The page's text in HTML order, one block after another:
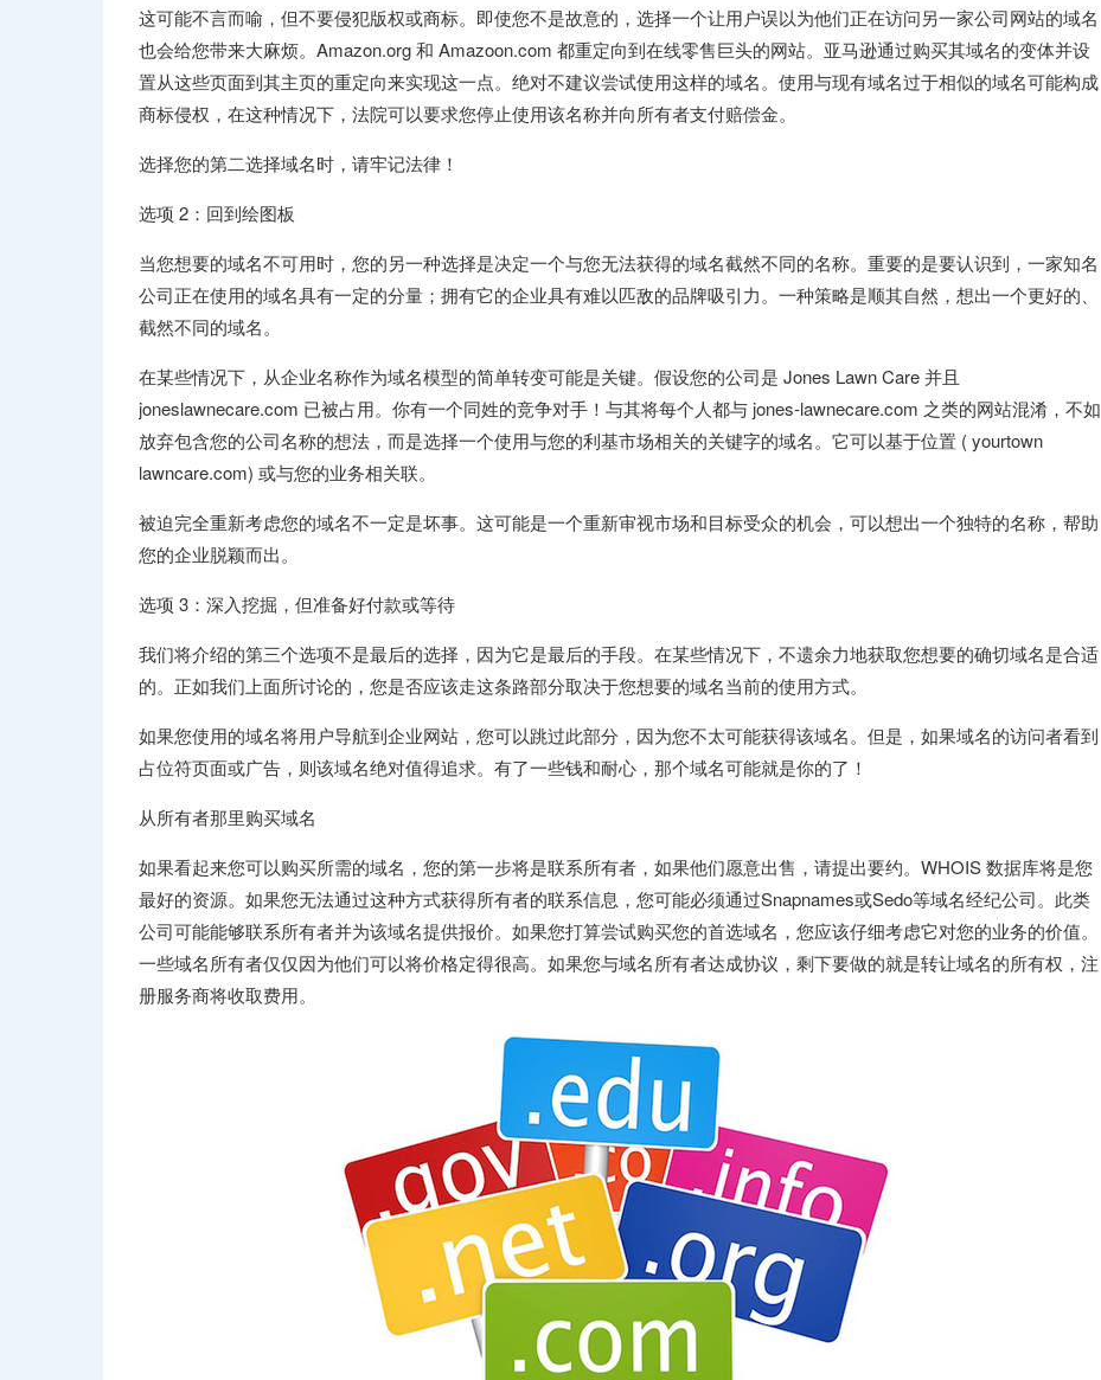
这可能不言而喻，但不要侵犯版权或商标。即使您不是故意的，选择一个让用户误以为他们正在访问另一家公司网站的域名
也会给您带来大麻烦。Amazon.org 和 Amazoon.com 都重定向到在线零售巨头的网站。亚马逊通过购买其域名的变体并设
置从这些页面到其主页的重定向来实现这一点。绝对不建议尝试使用这样的域名。使用与现有域名过于相似的域名可能构成
商标侵权，在这种情况下，法院可以要求您停止使用该名称并向所有者支付赔偿金。
选择您的第二选择域名时，请牢记法律！
选项 2：回到绘图板
当您想要的域名不可用时，您的另一种选择是决定一个与您无法获得的域名截然不同的名称。重要的是要认识到，一家知名
公司正在使用的域名具有一定的分量；拥有它的企业具有难以匹敌的品牌吸引力。一种策略是顺其自然，想出一个更好的、
截然不同的域名。
在某些情况下，从企业名称作为域名模型的简单转变可能是关键。假设您的公司是 Jones Lawn Care 并且
joneslawnecare.com 已被占用。你有一个同姓的竞争对手！与其将每个人都与 jones-lawnecare.com 之类的网站混淆，不如
放弃包含您的公司名称的想法，而是选择一个使用与您的利基市场相关的关键字的域名。它可以基于位置 ( yourtown
lawncare.com) 或与您的业务相关联。
被迫完全重新考虑您的域名不一定是坏事。这可能是一个重新审视市场和目标受众的机会，可以想出一个独特的名称，帮助
您的企业脱颖而出。
选项 3：深入挖掘，但准备好付款或等待
我们将介绍的第三个选项不是最后的选择，因为它是最后的手段。在某些情况下，不遗余力地获取您想要的确切域名是合适
的。正如我们上面所讨论的，您是否应该走这条路部分取决于您想要的域名当前的使用方式。
如果您使用的域名将用户导航到企业网站，您可以跳过此部分，因为您不太可能获得该域名。但是，如果域名的访问者看到
占位符页面或广告，则该域名绝对值得追求。有了一些钱和耐心，那个域名可能就是你的了！
从所有者那里购买域名
如果看起来您可以购买所需的域名，您的第一步将是联系所有者，如果他们愿意出售，请提出要约。WHOIS 数据库将是您
最好的资源。如果您无法通过这种方式获得所有者的联系信息，您可能必须通过Snapnames或Sedo等域名经纪公司。此类
公司可能能够联系所有者并为该域名提供报价。如果您打算尝试购买您的首选域名，您应该仔细考虑它对您的业务的价值。
一些域名所有者仅仅因为他们可以将价格定得很高。如果您与域名所有者达成协议，剩下要做的就是转让域名的所有权，注
册服务商将收取费用。